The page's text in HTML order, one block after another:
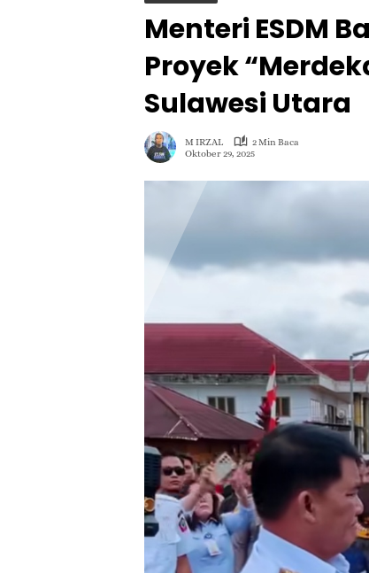
Menteri ESDM
Proyek
Sulawesi Utara
M IRZAL
2 Min Baca
Oktober 29, 2025